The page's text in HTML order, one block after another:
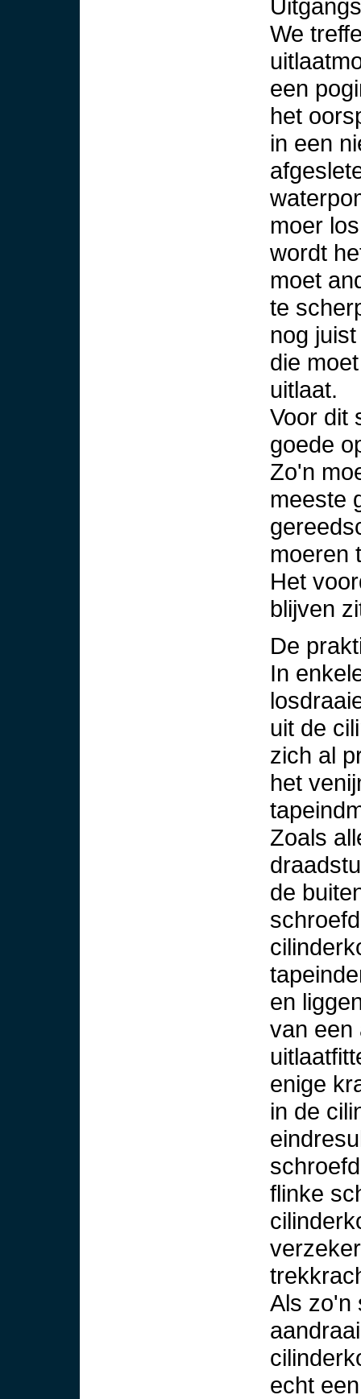
We
een
het
in een
moer
wordt
moet
te
nog
die
uitlaat.
Voor dit
goede
Zo'n
meeste
moeren
Het
blijven
De
In
uit de
zich al
het
Zoals
de
en
van een
enige
in de
flinke
Als zo'n
echt